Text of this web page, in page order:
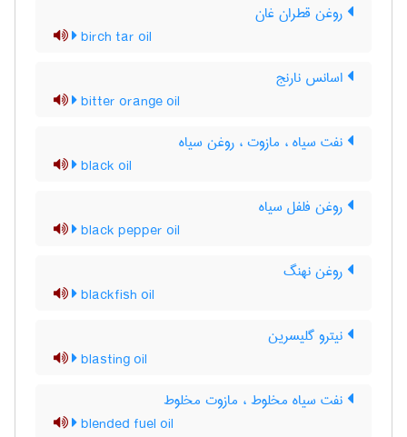
روغن قطران غان
birch tar oil
اسانس نارنج
bitter orange oil
نفت سیاه ، مازوت ، روغن سیاه
black oil
روغن فلفل سیاه
black pepper oil
روغن نهنگ
blackfish oil
نیترو گلیسرین
blasting oil
نفت سیاه مخلوط ، مازوت مخلوط
blended fuel oil